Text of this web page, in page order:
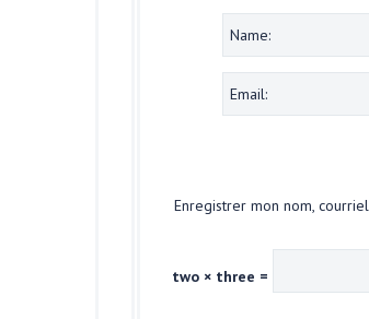
Enregistrer mon nom,
two × three =